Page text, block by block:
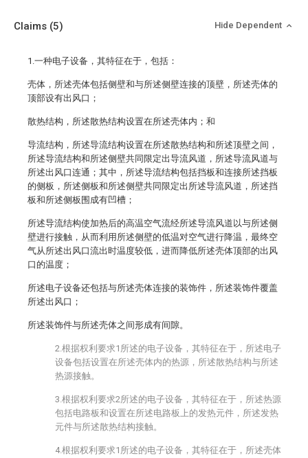
Claims (5) Hide Dependent
1.一种电子设备，其特征在于，包括：
壳体，所述壳体包括侧壁和与所述侧壁连接的顶壁，所述壳体的
顶部设有出风口；
散热结构，所述散热结构设置在所述壳体内；和
导流结构，所述导流结构设置在所述散热结构和所述顶壁之间，
所述导流结构和所述侧壁共同限定出导流风道，所述导流风道与
所述出风口连通；其中，所述导流结构包括挡板和连接所述挡板
的侧板，所述侧板和所述侧壁共同限定出所述导流风道，所述挡
板和所述侧板围成有凹槽；
所述导流结构使加热后的高温空气流经所述导流风道以与所述侧
壁进行接触，从而利用所述侧壁的低温对空气进行降温，最终空
气从所述出风口流出时温度较低，进而降低所述壳体顶部的出风
口的温度；
所述电子设备还包括与所述壳体连接的装饰件，所述装饰件覆盖
所述出风口；
所述装饰件与所述壳体之间形成有间隙。
2.根据权利要求1所述的电子设备，其特征在于，所述电子
设备包括设置在所述壳体内的热源，所述散热结构与所述
热源接触。
3.根据权利要求2所述的电子设备，其特征在于，所述热源
包括电路板和设置在所述电路板上的发热元件，所述发热
元件与所述散热结构接触。
4.根据权利要求1所述的电子设备，其特征在于，所述壳体